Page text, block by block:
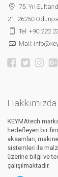
75. Yıl
21, 26250
Tel: +90 222
Mail:
Hakkımızda
KEYMAtech
hedefleyen bir
aksamları,
sistemleri ile
üzerine bilgi ve
çalışılmaktadır.